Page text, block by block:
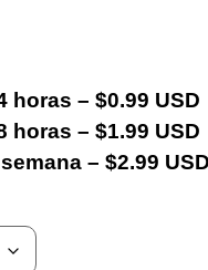
horas – $0.99 USD
horas – $1.99 USD
– $2.99 USD